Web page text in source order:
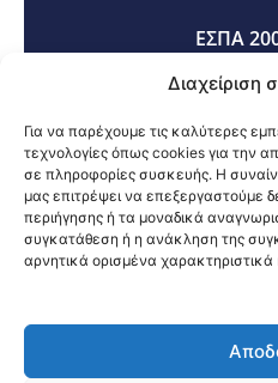
Διαχείριση
Για να παρέχουμε τις καλύτερες
τεχνολογίες όπως cookies για την
σε πληροφορίες συσκευής. Η
μας επιτρέψει να επεξεργαστούμε
περιήγησης ή τα μοναδικά
συγκατάθεση ή η ανάκληση της
αρνητικά ορισμένα χαρακτηριστικά
ΕΣΠΑ
ΕΣΠΑ 2014-2020
ΕΣΠΑ
@2026 3ype.gr